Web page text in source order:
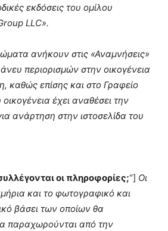
εκδόσεις του ομίλου
LLC».
ανήκουν στις «Αναμνήσεις»
περιορισμών στην οικογένεια
καθώς επίσης και στο Γραφείο
έχει αναθέσει την
ανάρτηση στην ιστοσελίδα του
οι πληροφορίες;“] Οι
και το φωτογραφικό και
βάσει των οποίων θα
παραχωρούνται από την